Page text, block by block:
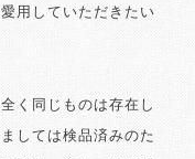
用していただきたい
く同じものは存在し
しては検品済みのた